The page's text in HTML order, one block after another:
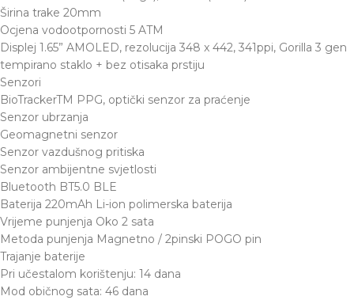
Širina trake 20mm
Ocjena vodootpornosti 5 ATM
Displej 1.65” AMOLED, rezolucija 348 x 442, 341ppi, Gorilla 3 gen
tempirano staklo + bez otisaka prstiju
Senzori
BioTrackerTM PPG, optički senzor za praćenje
Senzor ubrzanja
Geomagnetni senzor
Senzor vazdušnog pritiska
Senzor ambijentne svjetlosti
Bluetooth BT5.0 BLE
Baterija 220mAh Li-ion polimerska baterija
Vrijeme punjenja Oko 2 sata
Metoda punjenja Magnetno / 2pinski POGO pin
Trajanje baterije
Pri učestalom korištenju: 14 dana
Mod običnog sata: 46 dana